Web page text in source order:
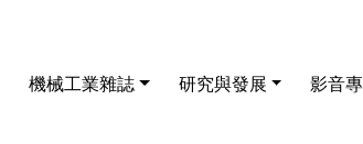
機械工業雜誌 研究與發展 影音